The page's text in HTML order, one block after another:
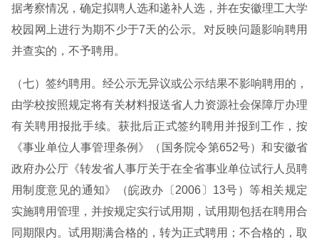
据考察情况，确定拟聘人选和递补人选，并在安徽理工大学
校园网上进行为期不少于7天的公示。对反映问题影响聘用
并查实的，不予聘用。
（七）签约聘用。经公示无异议或公示结果不影响聘用的，
由学校按照规定将有关材料报送省人力资源社会保障厅办理
有关聘用报批手续。获批后正式签约聘用并报到工作，按
《事业单位人事管理条例》（国务院令第652号）和安徽省
政府办公厅《转发省人事厅关于在全省事业单位试行人员聘
用制度意见的通知》（皖政办〔2006〕13号）等相关规定
实施聘用管理，并按规定实行试用期，试用期包括在聘用合
同期限内。试用期满合格的，转为正式聘用；不合格的，取